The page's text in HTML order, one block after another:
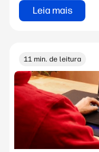
Leia mais
11 min. de leitura